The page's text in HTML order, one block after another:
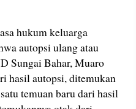
hukum keluarga
autopsi ulang atau
Sungai Bahar, Muaro
hasil autopsi, ditemukan
temuan baru dari hasil